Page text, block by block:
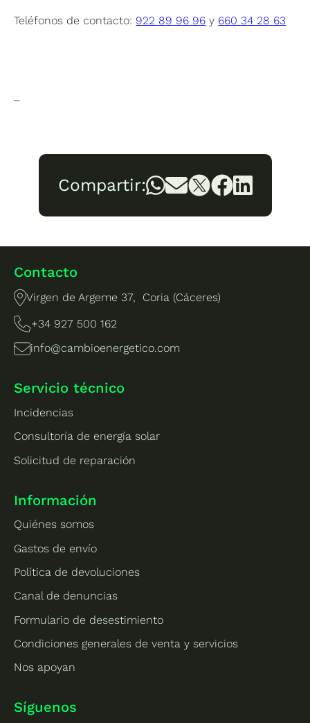
Teléfonos de contacto: 922 89 96 96 y 660 34 28 63
Compartir:
Contacto
Virgen de Argeme 37, Coria (Cáceres)
+34 927 500 162
info@cambioenergetico.com
Servicio técnico
Incidencias
Consultoría de energía solar
Solicitud de reparación
Información
Quiénes somos
Gastos de envío
Política de devoluciones
Canal de denuncias
Formulario de desestimiento
Condiciones generales de venta y servicios
Nos apoyan
Síguenos